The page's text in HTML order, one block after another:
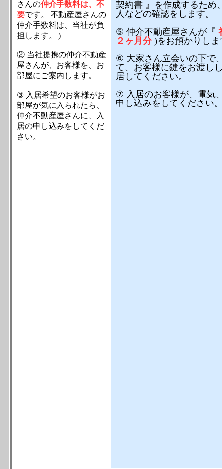
さんの仲介手数料は、不
要です。 不動産屋さんの
仲介手数料は、当社が負
担します。 )
② 当社提携の仲介不動産
屋さんが、お客様を、お
部屋にご案内します。
③ 入居希望のお客様がお
部屋が気に入られたら、
仲介不動産屋さんに、入
居の申し込みをしてくだ
さい。
契約書 』を作成するため
人などの確認をします。
⑤ 仲介不動産屋さんが『
２ヶ月分)をお預かりしま
⑥ 大家さん立会いの下で
て、お客様に鍵をお渡し
居してください。
⑦ 入居のお客様が、電気
申し込みをしてください